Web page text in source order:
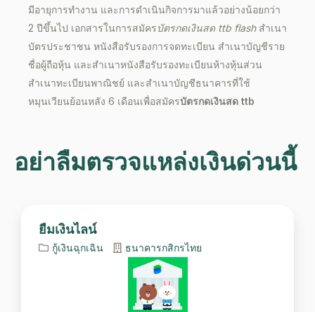
มีอายุการทำงาน และการดำเนินกิจการมาแล้วอย่างน้อยกว่า
2 ปีขึ้นไป เอกสารในการสมัครบัตรกดเงินสด ttb flashสำเนา
บัตรประชาชน หนังสือรับรองการจดทะเบียน สำเนาบัญชีราย
ชื่อผู้ถือหุ้น และสำเนาหนังสือรับรองทะเบียนห้างหุ้นส่วน
สำเนาทะเบียนพาณิชย์ และสำเนาบัญชีธนาคารที่ใช้
หมุนเวียนย้อนหลัง 6 เดือนเพื่อสมัครบัตรกดเงินสด ttb
อย่าลืมตรวจแหล่งเงินด่วนนี้
ยืมเงินไลน์
กู้เงินฉุกเฉิน ธนาคารกสิกรไทย